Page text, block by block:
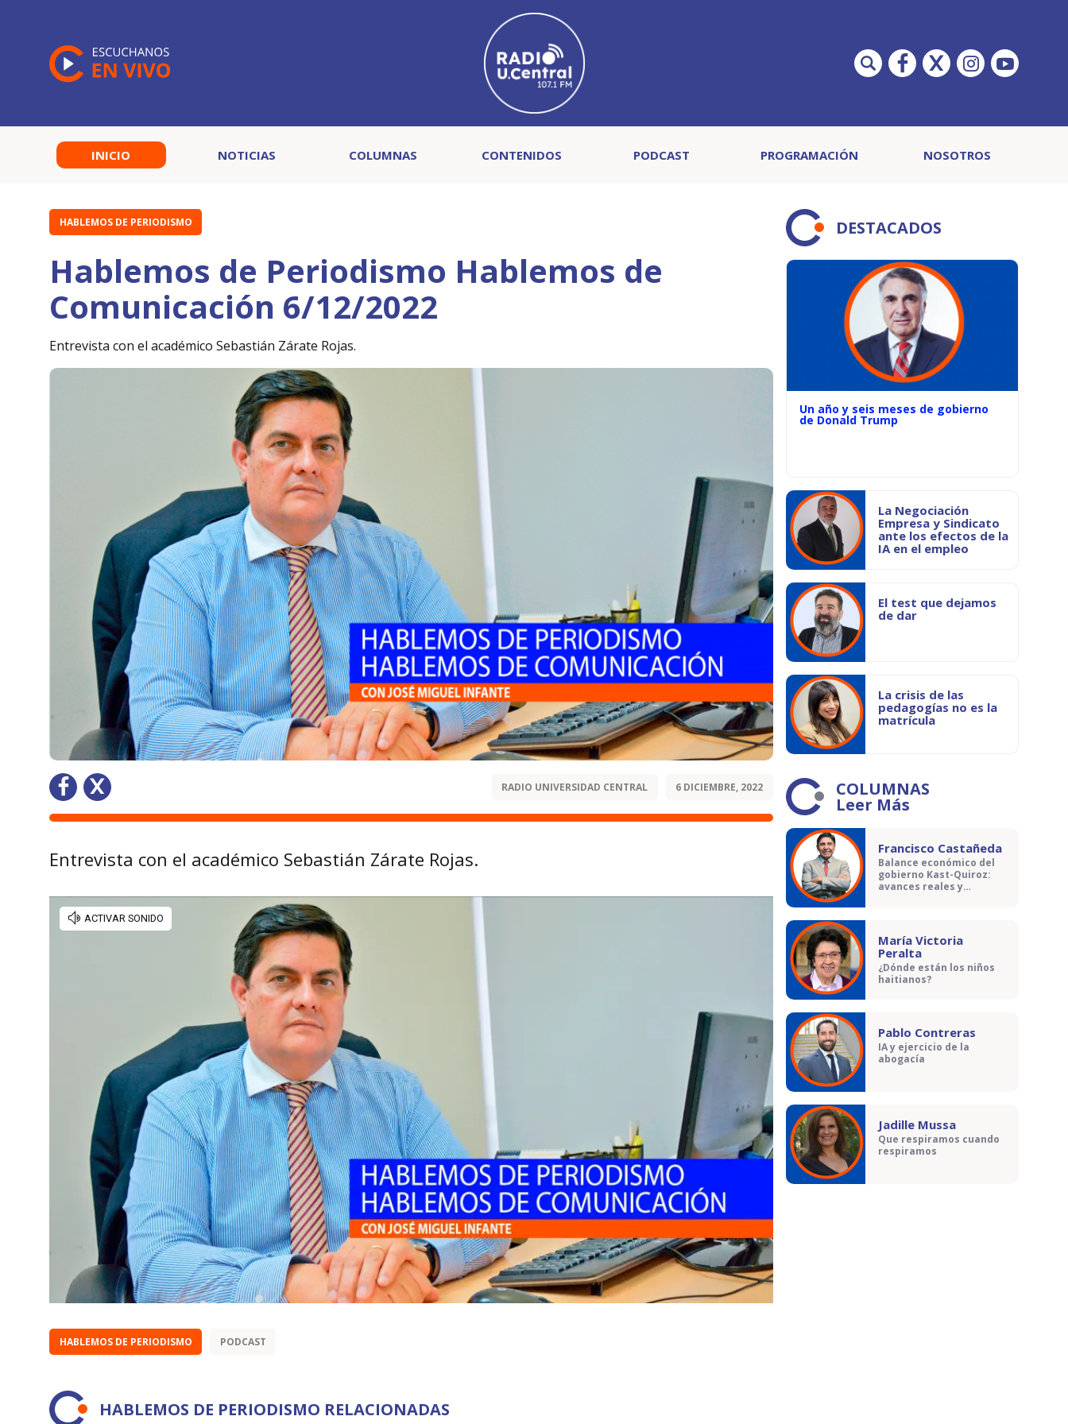
INICIO NOTICIAS COLUMNAS CONTENIDOS PODCAST PROGRAMACIÓN NOSOTROS
HABLEMOS DE PERIODISMO
Hablemos de Periodismo Hablemos de
Comunicación 6/12/2022
Entrevista con el académico Sebastián Zárate Rojas.
RADIO UNIVERSIDAD CENTRAL 6 DICIEMBRE, 2022
Entrevista con el académico Sebastián Zárate Rojas.
HABLEMOS DE PERIODISMO PODCAST
HABLEMOS DE PERIODISMO RELACIONADAS
DESTACADOS
Un año y seis meses de gobierno
de Donald Trump
La Negociación
Empresa y Sindicato
ante los efectos de la
IA en el empleo
El test que dejamos
de dar
La crisis de las
pedagogías no es la
matrícula
COLUMNAS
Leer Más
Francisco Castañeda
Balance económico del
gobierno Kast-Quiroz:
avances reales y
María Victoria
Peralta
¿Dónde están los niños
haitianos?
Pablo Contreras
IA y ejercicio de la
abogacía
Jadille Mussa
Que respiramos cuando
respiramos